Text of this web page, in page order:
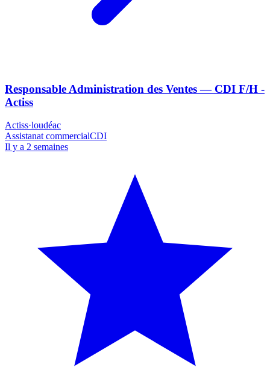
Responsable Administration des Ventes — CDI F/H -
Actiss
Actiss·loudéac
Assistanat commercialCDI
Il y a 2 semaines